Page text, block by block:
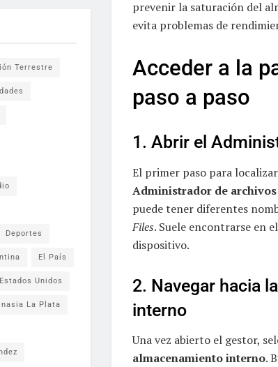
prevenir la saturación del
evita problemas de
Acceder a la
paso a paso
1. Abrir el
El primer paso para
Administrador de archivos
puede tener diferentes
Files. Suele encontrarse en
dispositivo.
2. Navegar hacia
interno
Una vez abierto el gestor,
almacenamiento interno.
Terrestre
Deportes
El País
Estados Unidos
La Plata